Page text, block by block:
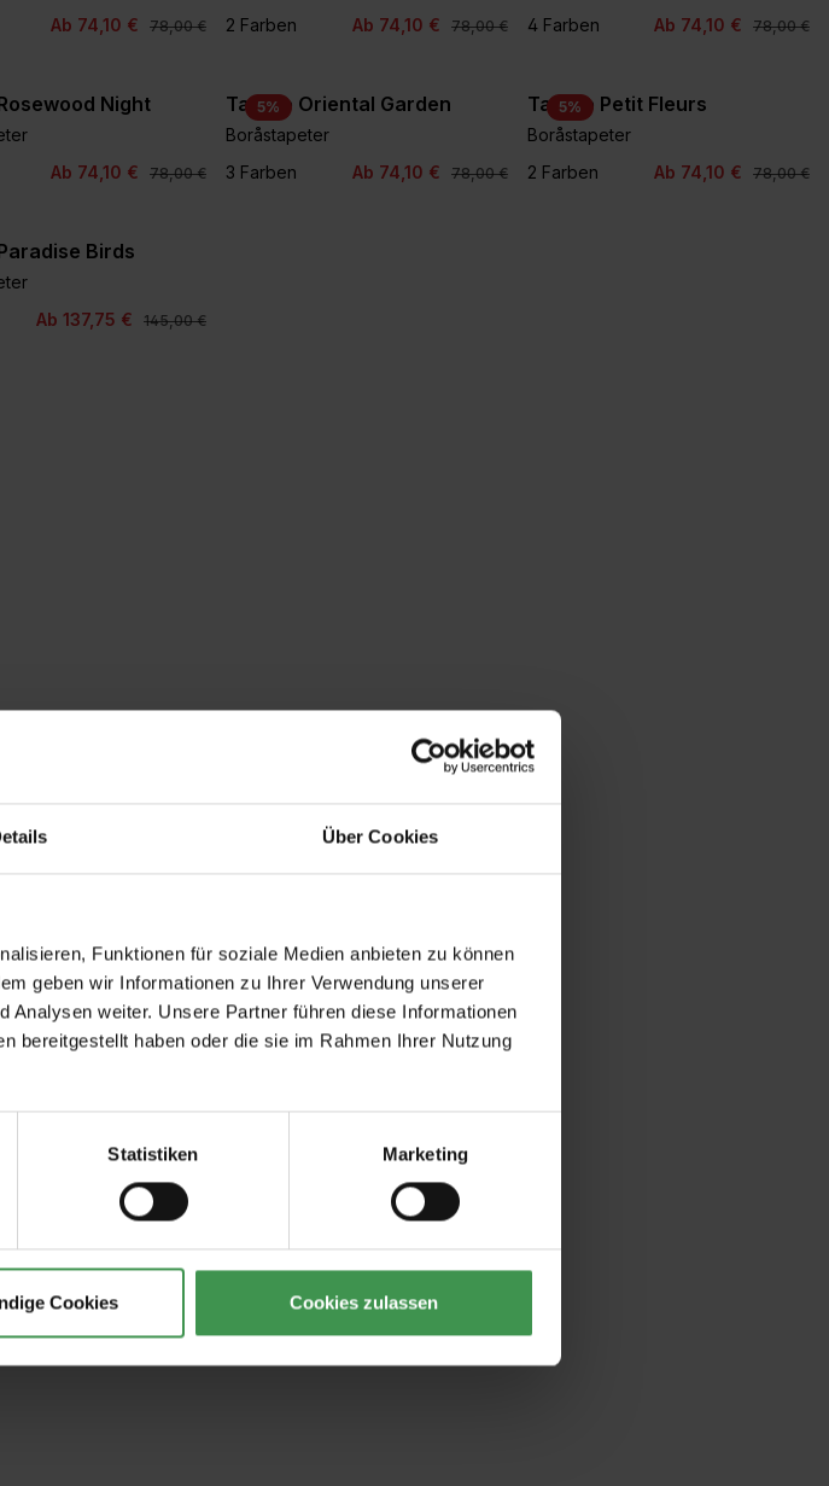
Über Cookies
Funktionen für soziale Medien anbieten zu können
geben wir Informationen zu Ihrer Verwendung unserer
weiter. Unsere Partner führen diese Informationen
bereitgestellt haben oder die sie im Rahmen Ihrer Nutzung
Statistiken Marketing
Cookies Cookies zulassen
Ab 74,10 € 78,00 €
2 Farben
Ab 74,10 € 78,00 €
4 Farben
Ab 74,10 € 78,00 €
Night
Ab 74,10 € 78,00 €
5%
Tapete Oriental Garden
Boråstapeter
3 Farben
Ab 74,10 € 78,00 €
5%
Tapete Petit Fleurs
Boråstapeter
2 Farben
Ab 74,10 € 78,00 €
Birds
Ab 137,75 € 145,00 €